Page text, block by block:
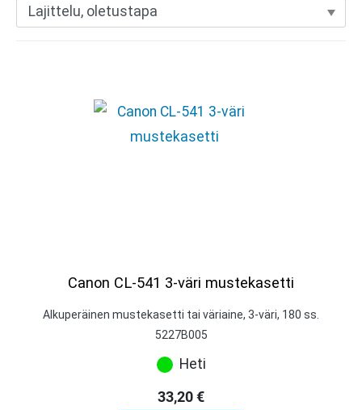
Canon CL-541 3-väri mustekasetti
Alkuperäinen mustekasetti tai väriaine, 3-väri, 180 ss.
5227B005
Heti
33,20€